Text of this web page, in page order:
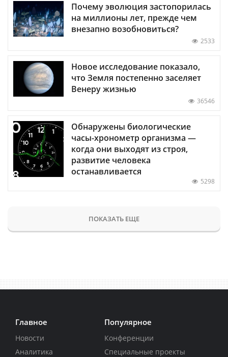
Почему эволюция застопорилась
на миллионы лет, прежде чем
внезапно возобновиться?
2533
Новое исследование показало,
что Земля постепенно заселяет
Венеру жизнью
36546
Обнаружены биологические
часы-хронометр организма —
когда они выходят из строя,
развитие человека
останавливается
5298
ПОКАЗАТЬ ЕЩЕ
Главное
Новости
Аналитика
Популярное
Конференции
Специальные проекты